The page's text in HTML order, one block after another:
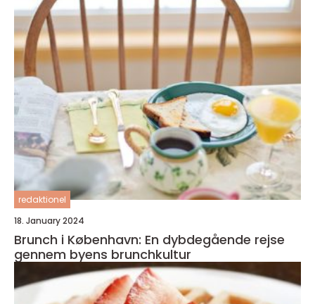
redaktionel
18. January 2024
Brunch i København: En dybdegående rejse
gennem byens brunchkultur